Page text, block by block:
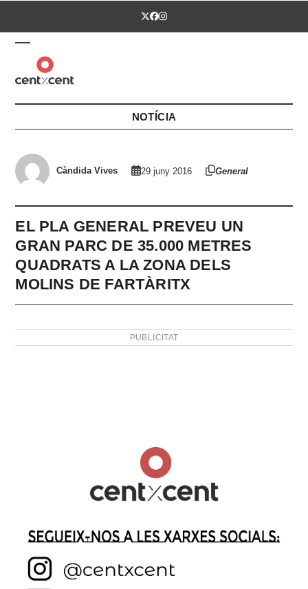
Twitter
Facebook
Instagram
Open
mobile
menu
Close
mobile
menu
NOTÍCIA
Càndida Vives 29 juny 2016 General
EL PLA GENERAL PREVEU UN
GRAN PARC DE 35.000 METRES
QUADRATS A LA ZONA DELS
MOLINS DE FARTÀRITX
PUBLICITAT